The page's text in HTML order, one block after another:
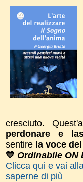
cresciuto.
perdonare e
sentire la voce
💙 Ordinabile ON
Clicca qui e vai
saperne di più